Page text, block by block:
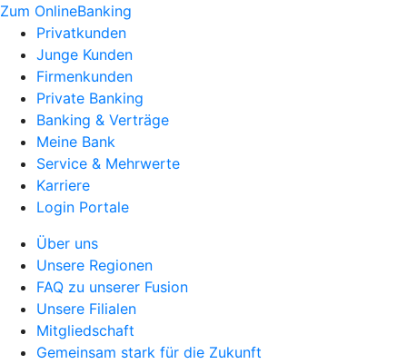
Zum OnlineBanking
Privatkunden
Junge Kunden
Firmenkunden
Private Banking
Banking & Verträge
Meine Bank
Service & Mehrwerte
Karriere
Login Portale
Über uns
Unsere Regionen
FAQ zu unserer Fusion
Unsere Filialen
Mitgliedschaft
Gemeinsam stark für die Zukunft